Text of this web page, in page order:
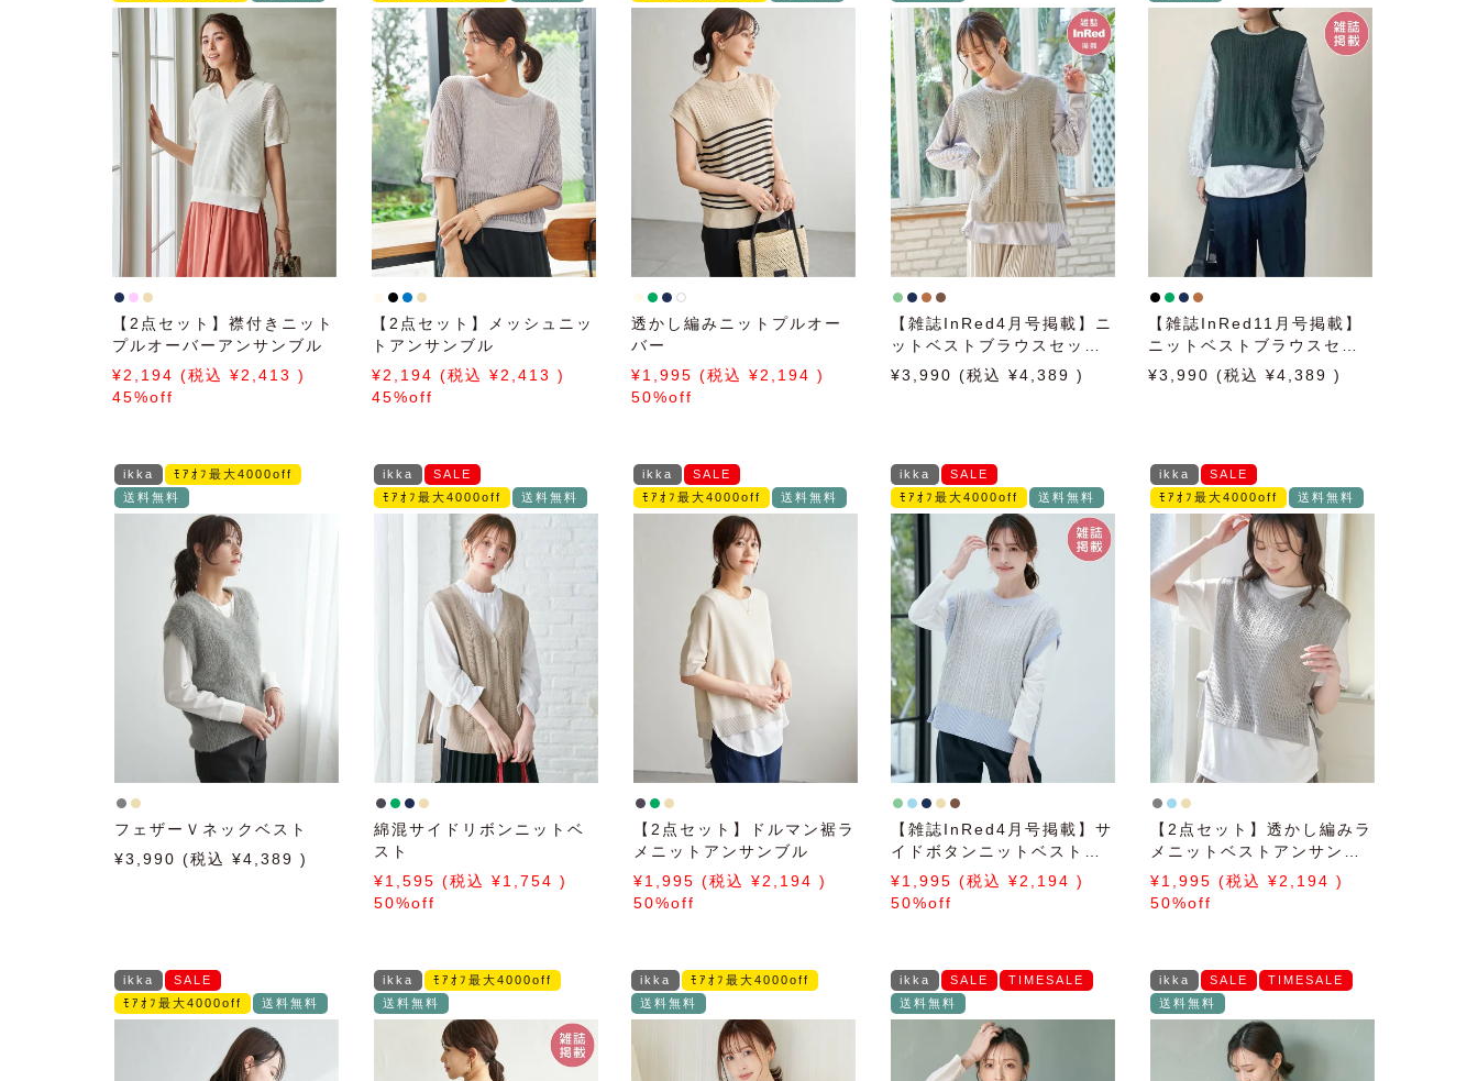
【2点セット】襟付きニット
プルオーバーアンサンブル
2,194
2,413
45%off
【2点セット】メッシュニッ
トアンサンブル
2,194
2,413
45%off
透かし編みニットプルオー
バー
1,995
2,194
50%off
【雑誌InRed4月号掲載】ニ
ットベストブラウスセット
【2点セット】
3,990 4,389
【雑誌InRed11月号掲載】
ニットベストブラウスセッ
ト3,990 4,389
ikka
ﾓｱｵﾌ最大4000off
送料無料
フェザーＶネックベスト
3,990
4,389
ikka
SALE
ﾓｱｵﾌ最大4000off
送料無料
綿混サイドリボンニットベ
スト
1,595
1,754
50%off
ikka
SALE
ﾓｱｵﾌ最大4000off
送料無料
【2点セット】ドルマン裾ラ
メニットアンサンブル
1,995
2,194
50%off
ikka
SALE
ﾓｱｵﾌ最大4000off
送料無料
【雑誌InRed4月号掲載】サ
イドボタンニットベストア
ンサンブル【2点セット／親
子コーデ】
1,995
2,194
50%off
ikka
SALE
ﾓｱｵﾌ最大4000off
送料無料
【2点セット】透かし編みラ
メニットベストアンサンブ
ル1,995
2,194
50%off
ikka
SALE
ﾓｱｵﾌ最大4000off
送料無料
ikka
ﾓｱｵﾌ最大4000off
送料無料
ikka
ﾓｱｵﾌ最大4000off
送料無料
ikka SALE
TIMESALE
送料無料
ikka SALE
TIMESALE
送料無料